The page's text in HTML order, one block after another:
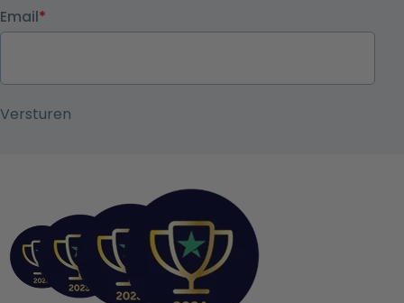
Email*